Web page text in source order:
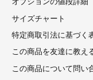
オプションの値段詳細
サイズチャート
特定商取引法に基づく
この商品を友達に教え
この商品について問い